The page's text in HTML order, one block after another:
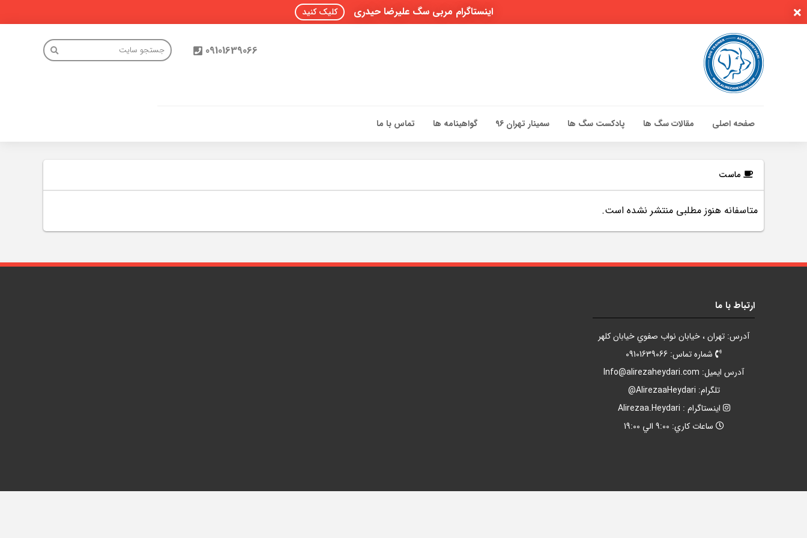
اینستاگرام مربی سگ علیرضا حیدری کلیک کنید
09101639066
صفحه اصلی مقالات سگ ها پادکست سگ ها سمینار تهران 96 گواهینامه ها تماس با ما
مقالات سگ ها
سمینار تهران 96
تماس با ما
ماست
متاسفانه هنوز مطلبی منتشر نشده است.
ارتباط با ما
آدرس: تهران ، خيابان نواب صفوي خيابان کلهر
شماره تماس: 09101639066
آدرس ايميل: Info@alirezaheydari.com
تلگرام: AlirezaaHeydari@
اينستاگرام : Alirezaa.Heydari
ساعات کاري: 9:00 الي 19:00